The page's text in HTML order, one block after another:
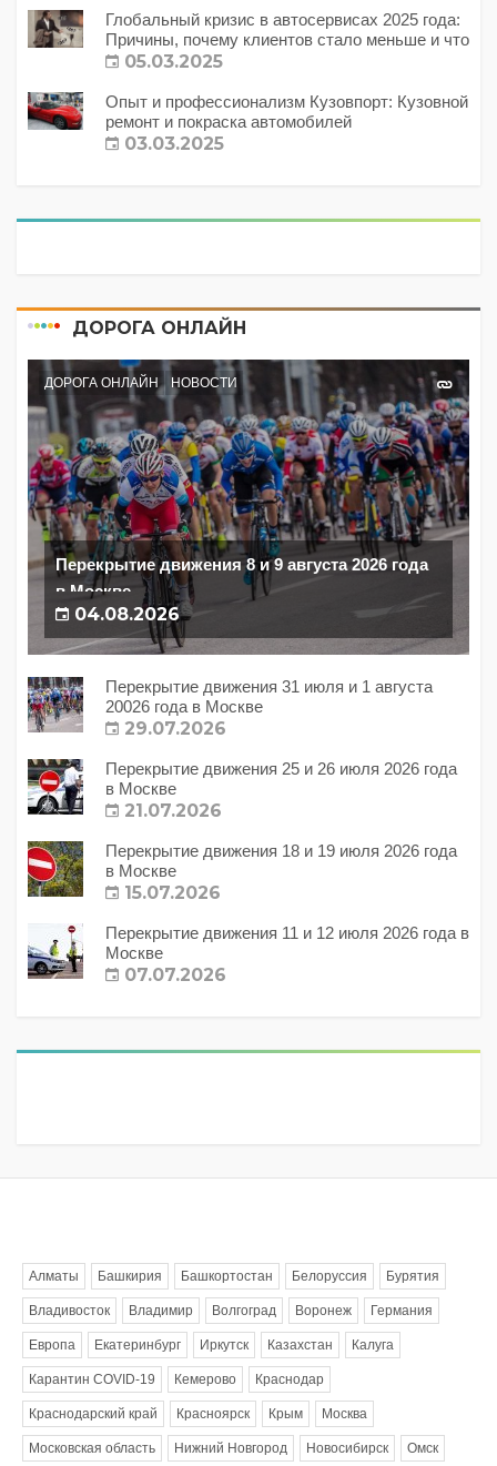
Глобальный кризис в автосервисах 2025 года:
Причины, почему клиентов стало меньше и что
с этим делать?
05.03.2025
Опыт и профессионализм Кузовпорт: Кузовной
ремонт и покраска автомобилей
03.03.2025
ДОРОГА ОНЛАЙН
ДОРОГА ОНЛАЙН НОВОСТИ
Перекрытие движения 8 и 9 августа 2026 года
в Москве
04.08.2026
Перекрытие движения 31 июля и 1 августа
20026 года в Москве
29.07.2026
Перекрытие движения 25 и 26 июля 2026 года
в Москве
21.07.2026
Перекрытие движения 18 и 19 июля 2026 года
в Москве
15.07.2026
Перекрытие движения 11 и 12 июля 2026 года в
Москве
07.07.2026
Алматы Башкирия Башкортостан Белоруссия Бурятия
Владивосток Владимир Волгоград Воронеж Германия
Европа Екатеринбург Иркутск Казахстан Калуга
Карантин COVID-19 Кемерово Краснодар
Краснодарский край Красноярск Крым Москва
Московская область Нижний Новгород Новосибирск Омск